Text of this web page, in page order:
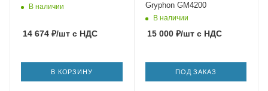
В наличии
14 674 ₽/шт с НДС
В КОРЗИНУ
Gryphon GM4200
В наличии
15 000₽/штс НДС
ПОД ЗАКАЗ